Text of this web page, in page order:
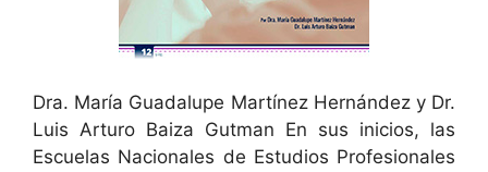
Dra. María Guadalupe Martínez Hernández y Dr.
Luis Arturo Baiza Gutman En sus inicios, las
Escuelas Nacionales de Estudios Profesionales